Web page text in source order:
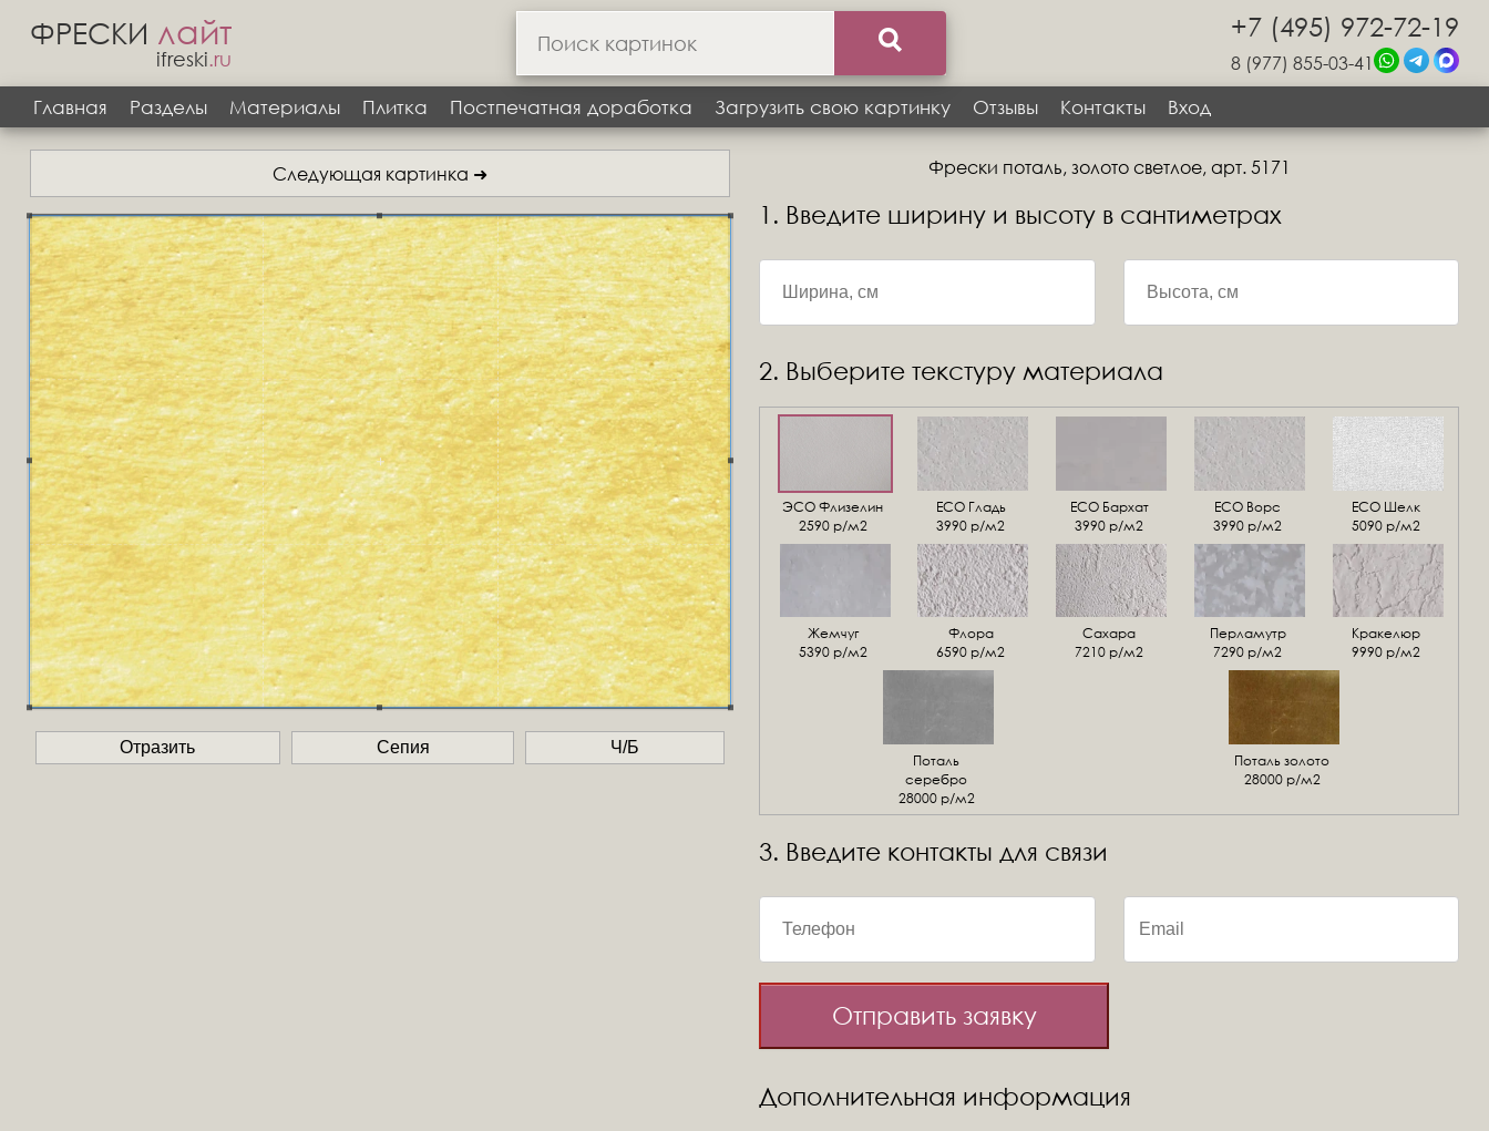
ФРЕСКИ лайт
ifreski.ru
+7 (495) 972-72-19
8 (977) 855-03-41
Главная
Разделы Материалы Плитка Постпечатная доработка Загрузить свою картинку Отзывы Контакты Вход
Следующая картинка ➜
Отразить Сепия Ч/Б
Фрески поталь, золото светлое, арт. 5171
1. Введите ширину и высоту в сантиметрах
2. Выберите текстуру материала
ЭСО Флизелин
2590 р/м2
ЕСО Гладь
3990 р/м2
ECO Бархат
3990 р/м2
ЕСО Ворс
3990 р/м2
ЕСО Шелк
5090 р/м2
Жемчуг
5390 р/м2
Флора
6590 р/м2
Сахара
7210 р/м2
Перламутр
7290 р/м2
Кракелюр
9990 р/м2
Поталь
серебро
28000 р/м2
Поталь золото
28000 р/м2
3. Введите контакты для связи
Отправить заявку
Дополнительная информация